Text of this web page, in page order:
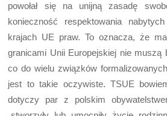
powołał się na unijną zasadę
konieczność respektowania
krajach UE praw. To oznacza, że
granicami Unii Europejskiej nie muszą
co do wielu związków
jest to takie oczywiste. TSUE
dotyczy par z polskim